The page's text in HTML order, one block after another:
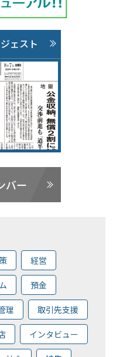
ェスト
バー
経営
預金
理 取引先支援
インタビュー